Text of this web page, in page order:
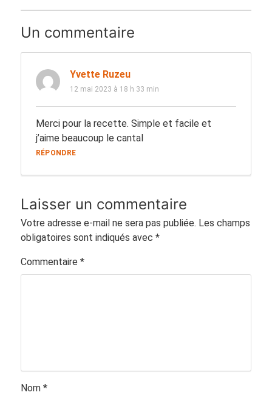
Un commentaire
Yvette Ruzeu
12 mai 2023 à 18 h 33 min
Merci pour la recette. Simple et facile et
j’aime beaucoup le cantal
RÉPONDRE
Laisser un commentaire
Votre adresse e-mail ne sera pas publiée. Les champs
obligatoires sont indiqués avec *
Commentaire *
Nom *